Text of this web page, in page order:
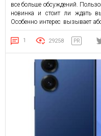
все больше обсуждений.
новинка и стоит ли ждать
Особенно интерес вызывает
Air, которая в 2025 году
о нем […]
1 29258 PR